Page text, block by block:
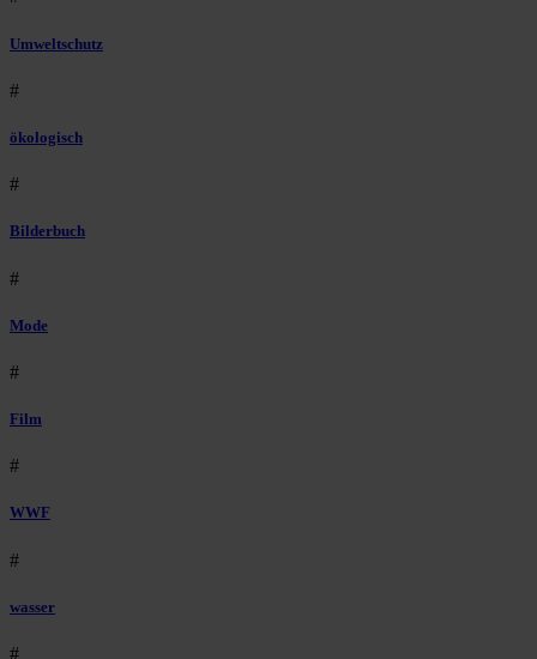
Umweltschutz
#
ökologisch
#
Bilderbuch
#
Mode
#
Film
#
WWF
#
wasser
#